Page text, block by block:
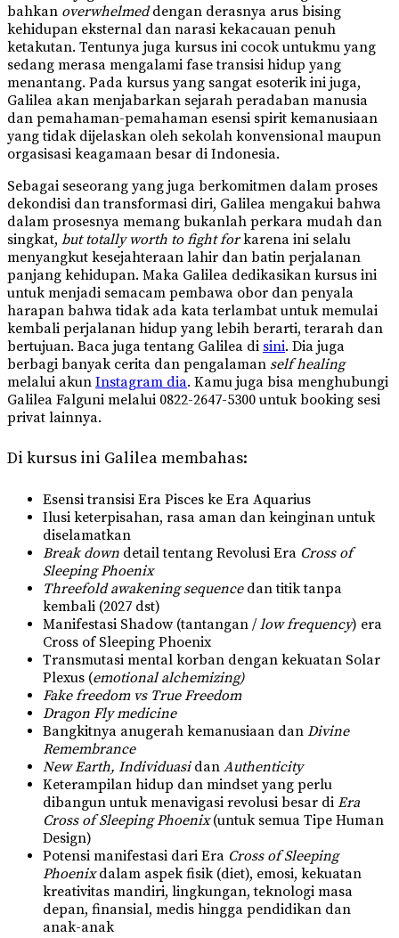
bahkan overwhelmeddengan derasnya arus bising
kehidupan eksternal dan narasi kekacauan penuh
ketakutan. Tentunya juga kursus ini cocok untukmu yang
sedang merasa mengalami fase transisi hidup yang
menantang. Pada kursus yang sangat esoterik ini juga,
Galilea akan menjabarkan sejarah peradaban manusia
dan pemahaman-pemahaman esensi spirit kemanusiaan
yang tidak dijelaskan oleh sekolah konvensional maupun
orgasisasi keagamaan besar di Indonesia.
Sebagai seseorang yang juga berkomitmen dalam proses
dekondisi dan transformasi diri, Galilea mengakui bahwa
dalam prosesnya memang bukanlah perkara mudah dan
singkat, but totally worth to fight forkarena ini selalu
menyangkut kesejahteraan lahir dan batin perjalanan
panjang kehidupan. Maka Galilea dedikasikan kursus ini
untuk menjadi semacam pembawa obor dan penyala
harapan bahwa tidak ada kata terlambat untuk memulai
kembali perjalanan hidup yang lebih berarti, terarah dan
bertujuan. Baca juga tentang Galilea di sini. Dia juga
berbagi banyak cerita dan pengalaman self healing
melalui akun Instagram dia. Kamu juga bisa menghubungi
Galilea Falguni melalui 0822-2647-5300 untuk booking sesi
privat lainnya.
Di kursus ini Galilea membahas:
Esensi transisi Era Pisces ke Era Aquarius
Ilusi keterpisahan, rasa aman dan keinginan untuk
diselamatkan
Break down detail tentang Revolusi Era Cross of
Sleeping Phoenix
Threefold awakening sequence dan titik tanpa
kembali (2027 dst)
Manifestasi Shadow (tantangan /low frequency) era
Cross of Sleeping Phoenix
Transmutasi mental korban dengan kekuatan Solar
Plexus (emotional alchemizing)
Fake freedom vs True Freedom
Dragon Fly medicine
Bangkitnya anugerah kemanusiaan dan Divine
Remembrance
New Earth, Individuasidan Authenticity
Keterampilan hidup dan mindset yang perlu
dibangun untuk menavigasi revolusi besar di Era
Cross of Sleeping Phoenix(untuk semua Tipe Human
Design)
Potensi manifestasi dari Era Cross of Sleeping
Phoenixdalam aspek fisik (diet), emosi, kekuatan
kreativitas mandiri, lingkungan, teknologi masa
depan, finansial, medis hingga pendidikan dan
anak-anak